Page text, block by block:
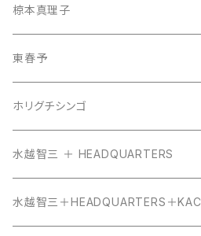
椋本真理子
東春予
ホリグチシンゴ
水越智三 ＋ HEADQUARTERS
水越智三＋HEADQUARTERS＋KAC